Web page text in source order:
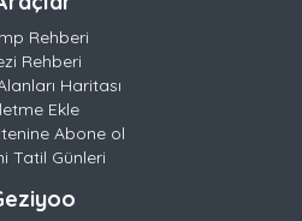
Rehberi
Rehberi
Haritası
Ekle
Abone ol
Tatil Günleri